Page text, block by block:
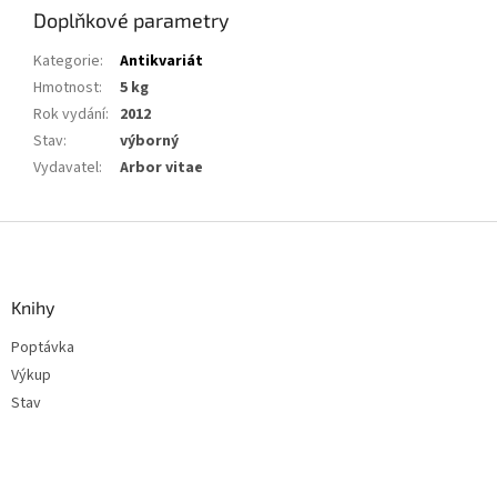
Doplňkové parametry
Kategorie:
Antikvariát
Hmotnost:
5 kg
Rok vydání: 2012
Stav:
výborný
Vydavatel: Arbor vitae
Knihy
Poptávka
Výkup
Stav